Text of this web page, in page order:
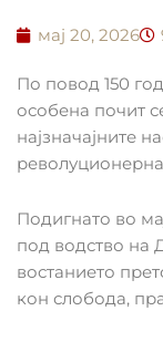
мај 20, 2026
По повод 150
особена почит
најзначајните
револуционерна
Подигнато во
под водство на
востанието
кон слобода,